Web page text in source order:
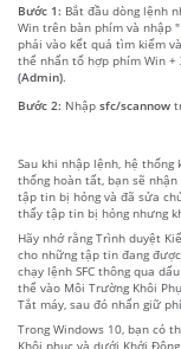
Bước 1: Bắt đầu dòng lệnh
Win trên bàn phím và nhập
phải vào kết quả tìm kiếm
thể nhấn tổ hợp phím Win
(Admin).
Bước 2: Nhập sfc/scannow
Sau khi nhập lệnh, hệ
thống hoàn tất, bạn sẽ
tập tin bị hỏng và đã sửa
thấy tập tin bị hỏng nhưng
Hãy nhớ rằng Trình duyệt
cho những tập tin đang
chạy lệnh SFC thông qua
thể vào Môi Trường Khôi
Tắt máy, sau đó nhấn giữ
Trong Windows 10, bạn có
Khôi phục và dưới Khởi